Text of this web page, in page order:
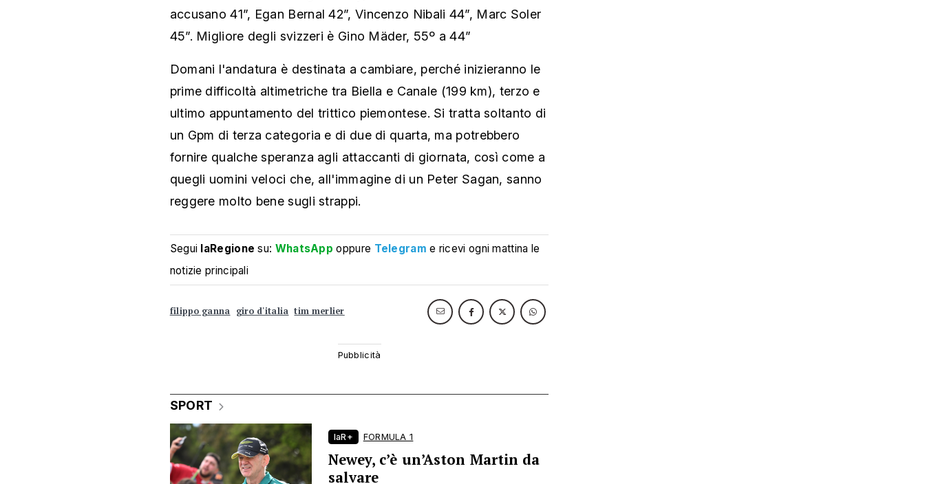
accusano 41”, Egan Bernal 42”, Vincenzo Nibali 44”, Marc Soler
45”. Migliore degli svizzeri è Gino Mäder, 55º a 44”
Domani l'andatura è destinata a cambiare, perché inizieranno le
prime difficoltà altimetriche tra Biella e Canale (199 km), terzo e
ultimo appuntamento del trittico piemontese. Si tratta soltanto di
un Gpm di terza categoria e di due di quarta, ma potrebbero
fornire qualche speranza agli attaccanti di giornata, così come a
quegli uomini veloci che, all'immagine di un Peter Sagan, sanno
reggere molto bene sugli strappi.
Segui laRegione su: WhatsApp oppure Telegram e ricevi ogni mattina le
notizie principali
filippo ganna giro d'italia tim merlier
SPORT
laR+ FORMULA 1
Newey, c’è un’Aston Martin da
salvare